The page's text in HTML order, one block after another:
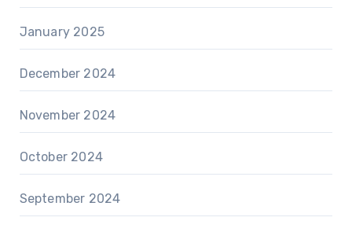
January 2025
December 2024
November 2024
October 2024
September 2024